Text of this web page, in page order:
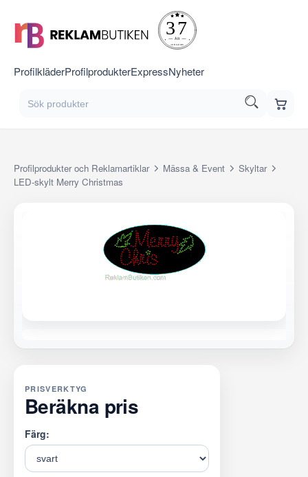
ProfilkläderProfilprodukterExpressNyheter
Profilprodukter och Reklamartiklar Mässa & Event
Skyltar
LED-skylt Merry Christmas
PRISVERKTYG
Beräkna pris
Färg: